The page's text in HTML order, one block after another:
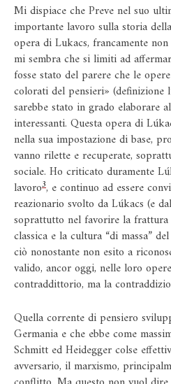
Mi dispiace che Preve nel suo
importante lavoro sulla storia
opera di Lukacs, francamente
mi sembra che si limiti ad
fosse stato del parere che le
colorati del pensieri» (definizione
sarebbe stato in grado elaborare
interessanti. Questa opera di
nella sua impostazione di base,
vanno rilette e recuperate,
sociale. Ho criticato duramente
lavoro3, e continuo ad essere
reazionario svolto da Lúkacs (e
soprattutto nel favorire la
classica e la cultura “di massa”
ciò nonostante non esito a
valido, ancor oggi, nelle loro
contraddittorio, ma la
Quella corrente di pensiero
Germania e che ebbe come
Schmitt ed Heidegger colse
avversario, il marxismo,